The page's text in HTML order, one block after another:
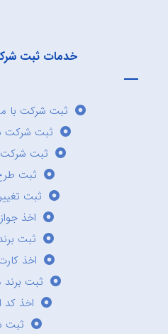
خدمات ثبت
ثبت شرکت با
ثبت شرکت
ثبت شرکت
ثبت
ثبت
اخذ
ثبت
اخذ
ثبت برند
اخذ کد
ثبت